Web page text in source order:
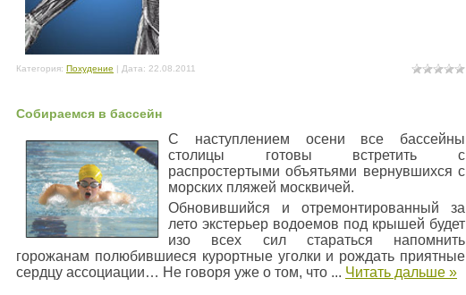
Категория: Похудение | Дата: 22.08.2011
Собираемся в бассейн
С наступлением осени все бассейны
столицы готовы встретить с
распростертыми объятьями вернувшихся с
морских пляжей москвичей.
Обновившийся и отремонтированный за
лето экстерьер водоемов под крышей будет
изо всех сил стараться напомнить
горожанам полюбившиеся курортные уголки и рождать приятные
сердцу ассоциации… Не говоря уже о том, что ... Читать дальше »